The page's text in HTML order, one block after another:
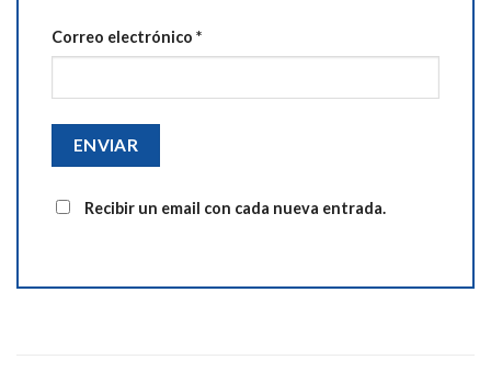
Correo electrónico *
Recibir un email con cada nueva entrada.